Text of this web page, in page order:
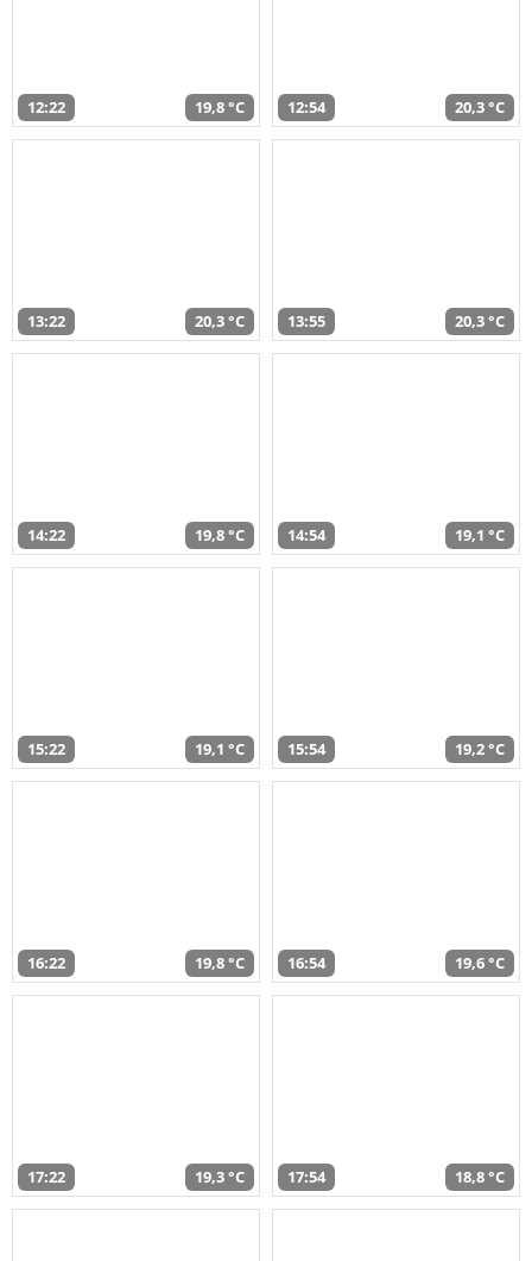
12:22 19,8 °C 12:54 20,3 °C
13:22 20,3 °C 13:55 20,3 °C
14:22 19,8 °C 14:54 19,1 °C
15:22 19,1 °C 15:54 19,2 °C
16:22 19,8 °C 16:54 19,6 °C
17:22 19,3 °C 17:54 18,8 °C